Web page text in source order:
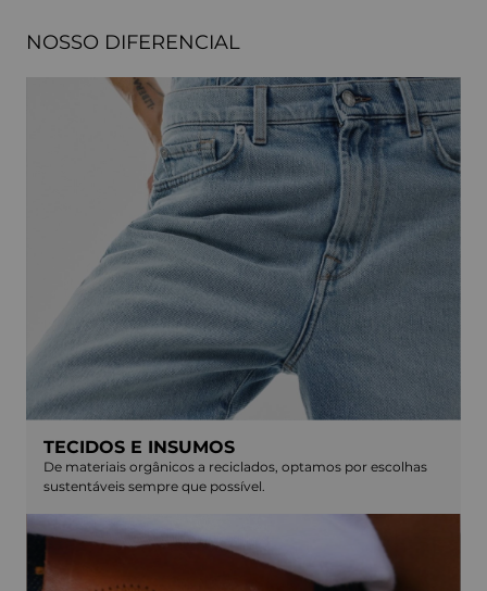
NOSSO DIFERENCIAL
TECIDOS E INSUMOS
De materiais orgânicos a reciclados, optamos por escolhas
sustentáveis sempre que possível.